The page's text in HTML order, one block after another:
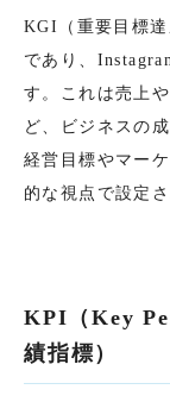
KGI（重要目標
であり、
す。これは売上
ど、ビジネスの
経営目標やマー
的な視点で設定
KPI（Key
績指標）